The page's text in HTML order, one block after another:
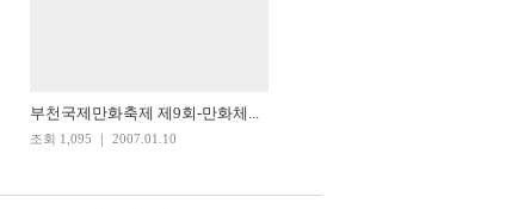
부천국제만화축제 제9회-만화체...
조회 1,095 ｜ 2007.01.10